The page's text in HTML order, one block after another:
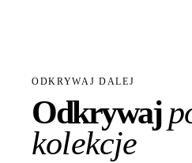
ODKRYWAJ DALEJ
Odkrywaj
kolekcje